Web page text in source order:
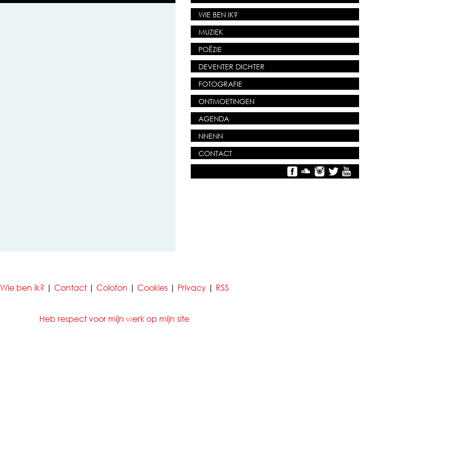
WIE BEN IK?
MUZIEK
POËZIE
DEVENTER DICHTER
FOTOGRAFIE
ONTMOETINGEN
AGENDA
NNENN
CONTACT
Wie ben ik? | Contact| Colofon | Cookies| Privacy| RSS
Heb respect voor mijn werk op mijn site